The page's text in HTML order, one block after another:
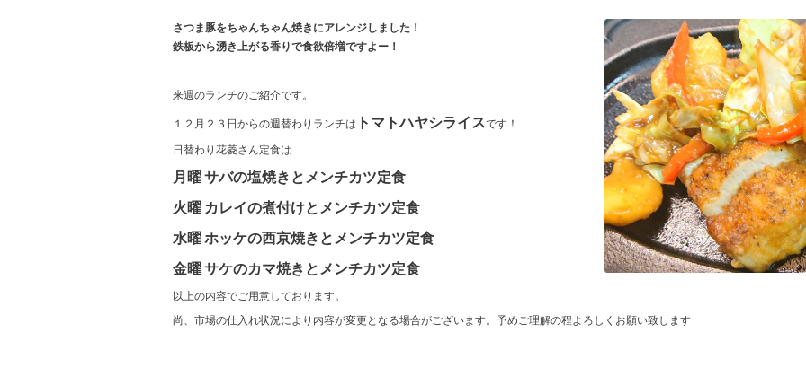
さつま豚をちゃんちゃん焼きにアレンジしました！
鉄板から湧き上がる香りで食欲倍増ですよー！
来週のランチのご紹介です。
１２月２３日からの週替わりランチは トマトハヤシライスです！
日替わり花菱さん定食は
月曜 サバの塩焼きとメンチカツ定食
火曜 カレイの煮付けとメンチカツ定食
水曜 ホッケの西京焼きとメンチカツ定食
金曜 サケのカマ焼きとメンチカツ定食
以上の内容でご用意しております。
尚、市場の仕入れ状況により内容が変更となる場合がございます。予めご理解の程よろしくお願い致します